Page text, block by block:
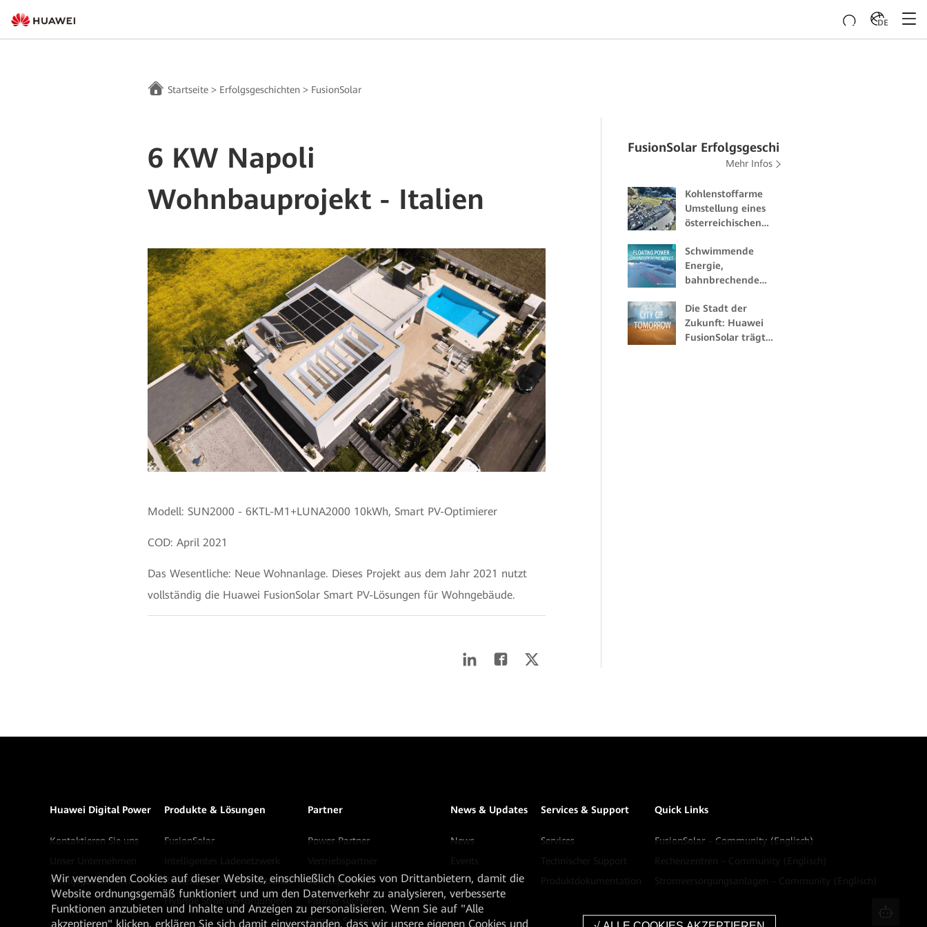
DE
Startseite > Erfolgsgeschichten > FusionSolar
6 KW Napoli
Wohnbauprojekt - Italien
Modell: SUN2000 - 6KTL-M1+LUNA2000 10kWh, Smart PV-Optimierer
COD: April 2021
Das Wesentliche: Neue Wohnanlage. Dieses Projekt aus dem Jahr 2021 nutzt
vollständig die Huawei FusionSolar Smart PV-Lösungen für Wohngebäude.
FusionSolar Erfolgsgeschichten
Mehr Infos
Kohlenstoffarme
Umstellung eines
österreichischen
Schwimmende
Energie,
bahnbrechende
Die Stadt der
Zukunft: Huawei
FusionSolar trägt
Huawei Digital Power
Kontaktieren Sie uns
Erfolgsgeschichten
Produkte & Lösungen
FusionSolar
Rechenzentrums-Infrastruktur
Hybride Stromversorgungen
Partner
Power-Partner
Servicepartner
Partner suchen
Partner-Support
News & Updates
News
Services & Support
Services
Quick Links
FusionSolar – Community (Englisch)
Wir verwenden Cookies auf dieser Website, einschließlich Cookies von Drittanbietern, damit die
Website ordnungsgemäß funktioniert und um den Datenverkehr zu analysieren, verbesserte
Funktionen anzubieten und Inhalte und Anzeigen zu personalisieren. Wenn Sie auf "Alle
akzeptieren" klicken, erklären Sie sich damit einverstanden, dass wir unsere eigenen Cookies und